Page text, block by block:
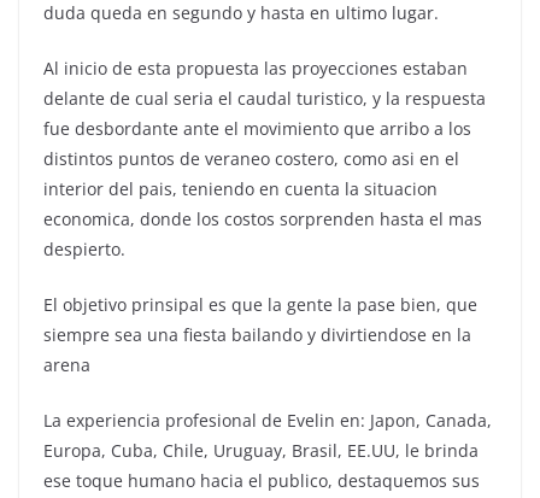
duda queda en segundo y hasta en ultimo lugar.
Al inicio de esta propuesta las proyecciones estaban
delante de cual seria el caudal turistico, y la respuesta
fue desbordante ante el movimiento que arribo a los
distintos puntos de veraneo costero, como asi en el
interior del pais, teniendo en cuenta la situacion
economica, donde los costos sorprenden hasta el mas
despierto.
El objetivo prinsipal es que la gente la pase bien, que
siempre sea una fiesta bailando y divirtiendose en la
arena
La experiencia profesional de Evelin en: Japon, Canada,
Europa, Cuba, Chile, Uruguay, Brasil, EE.UU, le brinda
ese toque humano hacia el publico, destaquemos sus